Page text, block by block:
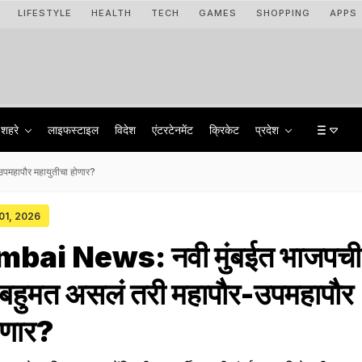
LIFESTYLE HEALTH TECH GAMES SHOPPING APPS
शहरे लाइफस्टाइल विदेश एंटरटेनमेंट क्रिकेट प्रदेश
महायुतीचा होणार?
2026
News: नवी मुंबईत भाजपची
बहुमत असलं तरी महापौर-उपमहापौर